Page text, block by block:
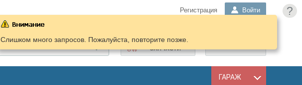
?
Регистрация Войти
ПОДОБРАТЬ
ЗАПЧАСТИ
ГАРАЖ
Слишком много запросов. Пожалуйста, повторите позже.